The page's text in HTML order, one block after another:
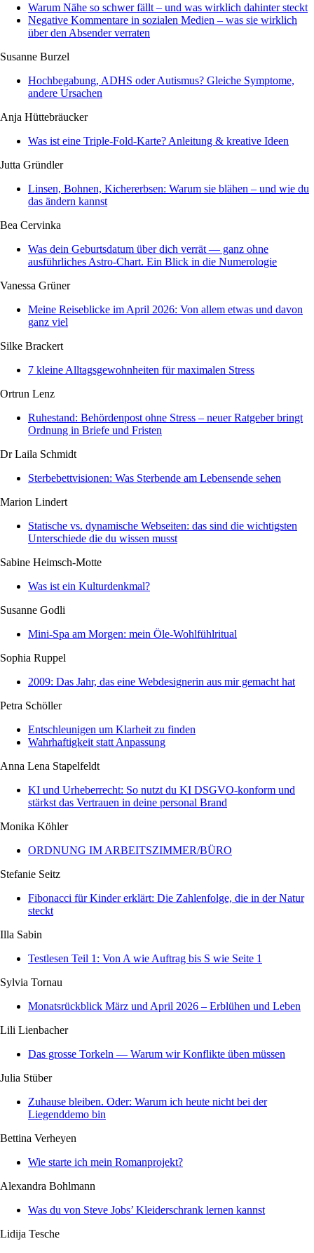
Warum Nähe so schwer fällt – und was wirklich dahinter steckt
Negative Kommentare in sozialen Medien – was sie wirklich
über den Absender verraten
Susanne Burzel
Hochbegabung, ADHS oder Autismus? Gleiche Symptome,
andere Ursachen
Anja Hüttebräucker
Was ist eine Triple-Fold-Karte? Anleitung & kreative Ideen
Jutta Gründler
Linsen, Bohnen, Kichererbsen: Warum sie blähen – und wie du
das ändern kannst
Bea Cervinka
Was dein Geburtsdatum über dich verrät — ganz ohne
ausführliches Astro-Chart. Ein Blick in die Numerologie
Vanessa Grüner
Meine Reiseblicke im April 2026: Von allem etwas und davon
ganz viel
Silke Brackert
7 kleine Alltagsgewohnheiten für maximalen Stress
Ortrun Lenz
Ruhestand: Behördenpost ohne Stress – neuer Ratgeber bringt
Ordnung in Briefe und Fristen
Dr Laila Schmidt
Sterbebettvisionen: Was Sterbende am Lebensende sehen
Marion Lindert
Statische vs. dynamische Webseiten: das sind die wichtigsten
Unterschiede die du wissen musst
Sabine Heimsch-Motte
Was ist ein Kulturdenkmal?
Susanne Godli
Mini-Spa am Morgen: mein Öle-Wohlfühlritual
Sophia Ruppel
2009: Das Jahr, das eine Webdesignerin aus mir gemacht hat
Petra Schöller
Entschleunigen um Klarheit zu finden
Wahrhaftigkeit statt Anpassung
Anna Lena Stapelfeldt
KI und Urheberrecht: So nutzt du KI DSGVO-konform und
stärkst das Vertrauen in deine personal Brand
Monika Köhler
ORDNUNG IM ARBEITSZIMMER/BÜRO
Stefanie Seitz
Fibonacci für Kinder erklärt: Die Zahlenfolge, die in der Natur
steckt
Illa Sabin
Testlesen Teil 1: Von A wie Auftrag bis S wie Seite 1
Sylvia Tornau
Monatsrückblick März und April 2026 – Erblühen und Leben
Lili Lienbacher
Das grosse Torkeln — Warum wir Konflikte üben müssen
Julia Stüber
Zuhause bleiben. Oder: Warum ich heute nicht bei der
Liegenddemo bin
Bettina Verheyen
Wie starte ich mein Romanprojekt?
Alexandra Bohlmann
Was du von Steve Jobs’ Kleiderschrank lernen kannst
Lidija Tesche